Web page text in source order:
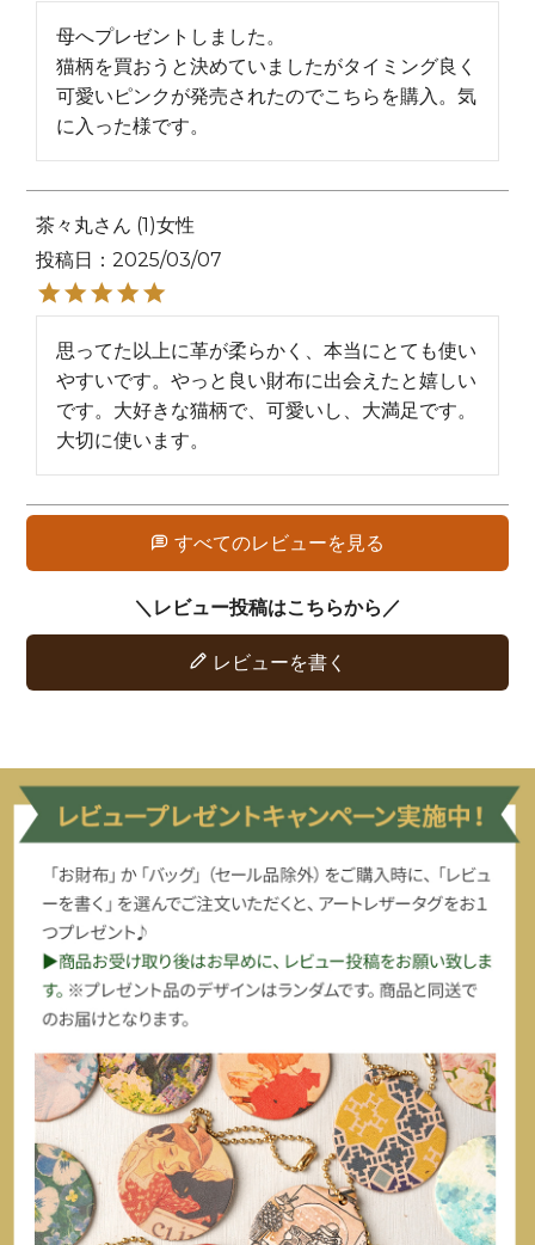
母へプレゼントしました。
猫柄を買おうと決めていましたがタイミング良く
可愛いピンクが発売されたのでこちらを購入。気
に入った様です。
茶々丸 1 女性
投稿日
2025/03/07
思ってた以上に革が柔らかく、本当にとても使い
やすいです。やっと良い財布に出会えたと嬉しい
です。大好きな猫柄で、可愛いし、大満足です。
大切に使います。
すべてのレビューを見る
レビューを書く